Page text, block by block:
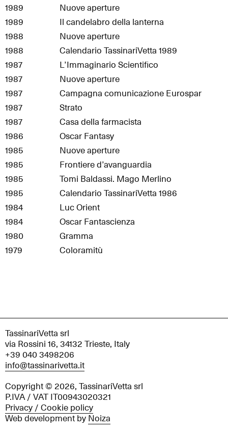
1989
Nuove aperture
1989
Il candelabro della lanterna
1988
Nuove aperture
1988
Calendario TassinariVetta 1989
1987
L’Immaginario Scientifico
1987
Nuove aperture
1987
Campagna comunicazione Eurospar
1987
Strato
1987
Casa della farmacista
1986
Oscar Fantasy
1985
Nuove aperture
1985
Frontiere d’avanguardia
1985
Tomi Baldassi. Mago Merlino
1985
Calendario TassinariVetta 1986
1984
Luc Orient
1984
Oscar Fantascienza
1980
Gramma
1979
Coloramitù
TassinariVetta srl
via Rossini 16, 34132 Trieste, Italy
+39 040 3498206
info@tassinarivetta.it
Copyright © 2026, TassinariVetta srl
P.IVA / VAT IT00943020321
Privacy / Cookie policy
Web development by Noiza